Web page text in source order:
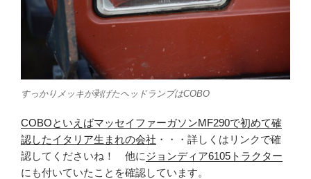
すっかりメッキが剥げたヘッドランプはCOBO
COBOといえばマッセイファーガソンMF290で初めて確
認したイタリア生まれの会社 ・・・詳しくはリンクで確
認してくださいね！ 他にジョンディア6105トラクター
にも付いていたことを確認しています。